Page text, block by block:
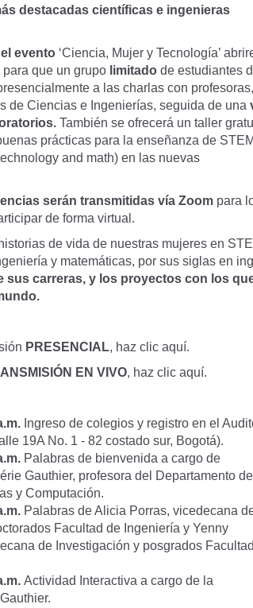
destacadas científicas e ingenieras
evento ‘Ciencia, Mujer y Tecnología’
que un grupo limitado de estudiantes
a las charlas con profesoras,
de Ciencias e Ingenierías, seguida de una
También se ofrecerá un taller
prácticas para la enseñanza de
and math) en las nuevas
serán transmitidas vía Zoom para
de forma virtual.
de vida de nuestras mujeres en
y matemáticas, por sus siglas en
sus carreras, y los proyectos con los
PRESENCIAL, haz clic aquí.
EN VIVO, haz clic aquí.
Ingreso de colegios y registro en el
19A No. 1 - 82 costado sur, Bogotá).
Palabras de bienvenida a cargo de
Gauthier, profesora del Departamento de
y Computación.
Palabras de Alicia Porras, vicedecana
Facultad de Ingeniería y Yenny
de Investigación y posgrados
Actividad Interactiva a cargo de la